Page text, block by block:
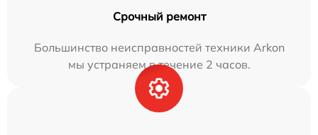
Срочный ремонт
Большинство неисправностей техники Arkon
мы устраняем в течение 2 часов.